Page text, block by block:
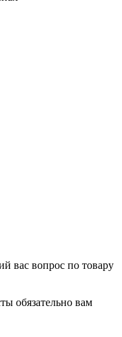
вас вопрос по товару
обязательно вам